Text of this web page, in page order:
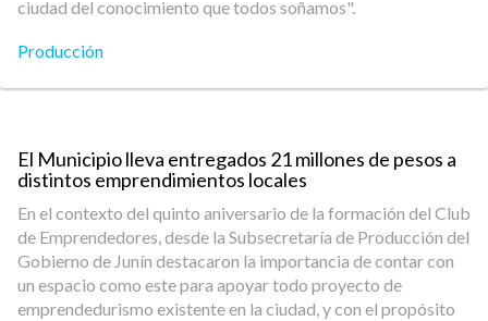
ciudad del conocimiento que todos soñamos".
Producción
El Municipio lleva entregados 21 millones de pesos a
distintos emprendimientos locales
En el contexto del quinto aniversario de la formación del Club
de Emprendedores, desde la Subsecretaría de Producción del
Gobierno de Junín destacaron la importancia de contar con
un espacio como este para apoyar todo proyecto de
emprendedurismo existente en la ciudad, y con el propósito